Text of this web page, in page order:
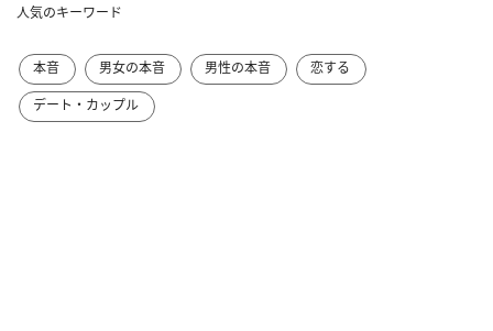
人気のキーワード
本音 男女の本音 男性の本音
恋する
デート・カップル